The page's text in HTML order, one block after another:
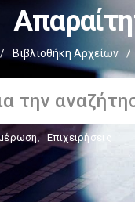
/ Βιβλιοθήκη Αρχείων /
, Επιχειρήσεις